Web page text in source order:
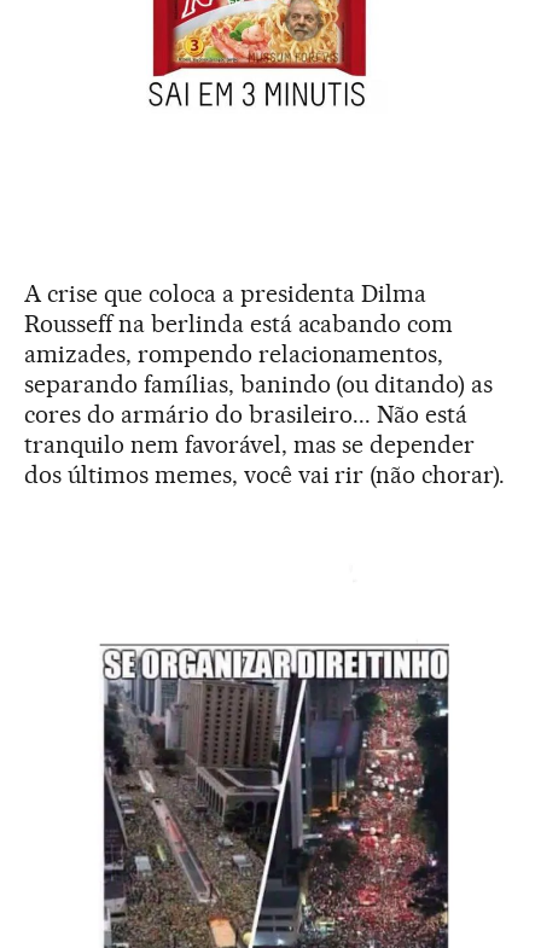
A crise que coloca a presidenta Dilma
Rousseff na berlinda está acabando com
amizades, rompendo relacionamentos,
separando famílias, banindo (ou ditando) as
cores do armário do brasileiro... Não está
tranquilo nem favorável, mas se depender
dos últimos memes, você vai rir (não chorar).